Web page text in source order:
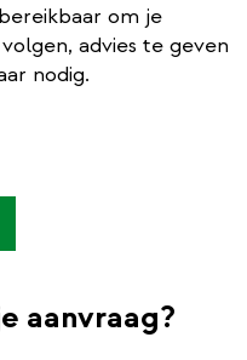
om je
advies te geven
nodig.
aanvraag?